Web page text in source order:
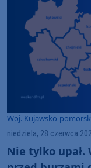
Woj. Kujawsko-
niedziela, 28 czerwca
Nie tylko upał.